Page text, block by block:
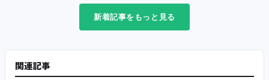
新着記事をもっと見る
関連記事